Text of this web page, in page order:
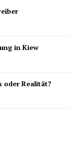
in Kiew
oder Realität?